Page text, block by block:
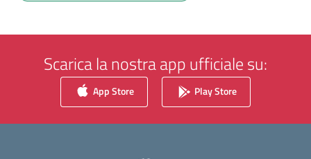
Scarica la nostra app ufficiale su:
App Store Play Store